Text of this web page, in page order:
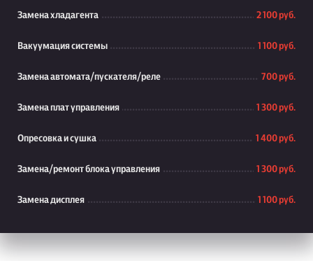
Замена хладагента 2 100 руб.
Вакуумация системы 1 100 руб.
Замена автомата/пускателя/реле 700 руб.
Замена плат управления 1 300 руб.
Опресовка и сушка 1 400 руб.
Замена/ремонт блока управления 1 300 руб.
Замена дисплея 1 100 руб.